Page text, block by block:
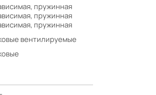
пружинная
пружинная
пружинная
вентилируемые